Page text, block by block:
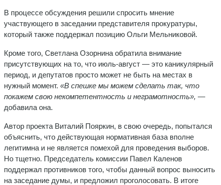
В процессе обсуждения решили спросить мнение
участвующего в заседании представителя прокуратуры,
который также поддержал позицию Ольги Мельниковой.
Кроме того, Светлана Озорнина обратила внимание
присутствующих на то, что июль-август — это каникулярный
период, и депутатов просто может не быть на местах в
нужный момент. «В спешке мы можем сделать так, что
покажем свою некомпетентность и неграмотность», —
добавила она.
Автор проекта Виталий Пояркин, в свою очередь, попытался
объяснить, что действующая нормативная база вполне
легитимна и не является помехой для проведения выборов.
Но тщетно. Председатель комиссии Павел Каленов
поддержал противников того, чтобы данный вопрос выносить
на заседание думы, и предложил проголосовать. В итоге